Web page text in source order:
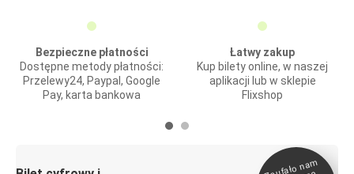
Bezpieczne płatności
Dostępne metody płatności:
Przelewy24, Paypal, Google
Pay, karta bankowa
Łatwy zakup
Kup bilety online, w naszej
aplikacji lub w sklepie
Flixshop